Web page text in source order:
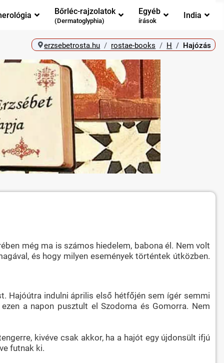
Bőrléc-rajzolatok
(Dermatoglyphia)
Egyéb
írások
India
erzsebetrosta.hu rostae-books H Hajózás
még ma is számos hiedelem, babona él. Nem volt
és hogy milyen események történtek útközben.
Hajóútra indulni április első hétfőjén sem ígér semmi
a napon pusztult el Szodoma és Gomorra. Nem
kivéve csak akkor, ha a hajót egy újdonsült ifjú
futnak ki.